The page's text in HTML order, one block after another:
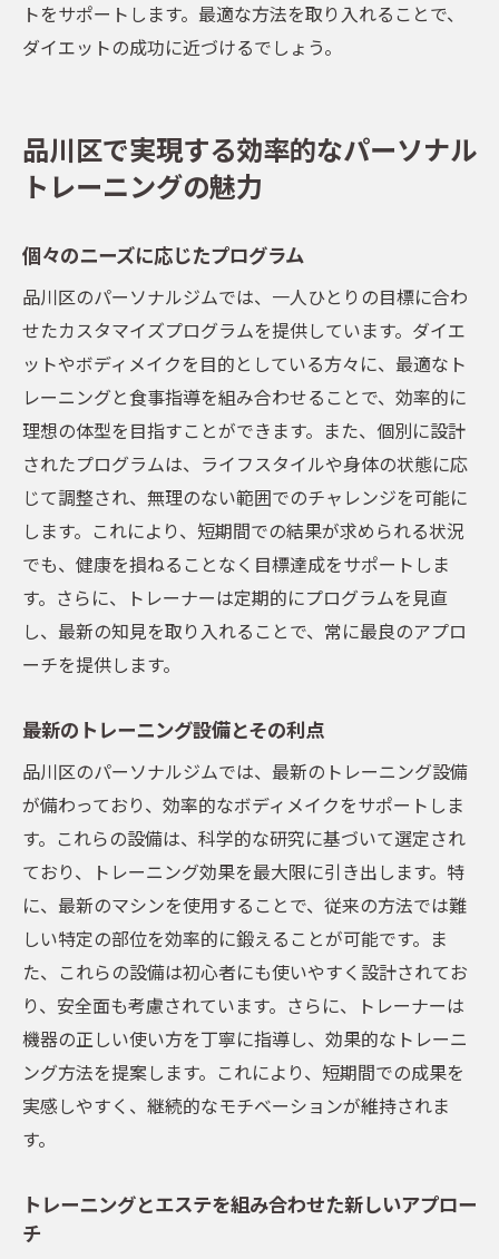
トをサポートします。最適な方法を取り入れることで、
ダイエットの成功に近づけるでしょう。
品川区で実現する効率的なパーソナル
トレーニングの魅力
個々のニーズに応じたプログラム
品川区のパーソナルジムでは、一人ひとりの目標に合わ
せたカスタマイズプログラムを提供しています。ダイエ
ットやボディメイクを目的としている方々に、最適なト
レーニングと食事指導を組み合わせることで、効率的に
理想の体型を目指すことができます。また、個別に設計
されたプログラムは、ライフスタイルや身体の状態に応
じて調整され、無理のない範囲でのチャレンジを可能に
します。これにより、短期間での結果が求められる状況
でも、健康を損ねることなく目標達成をサポートしま
す。さらに、トレーナーは定期的にプログラムを見直
し、最新の知見を取り入れることで、常に最良のアプロ
ーチを提供します。
最新のトレーニング設備とその利点
品川区のパーソナルジムでは、最新のトレーニング設備
が備わっており、効率的なボディメイクをサポートしま
す。これらの設備は、科学的な研究に基づいて選定され
ており、トレーニング効果を最大限に引き出します。特
に、最新のマシンを使用することで、従来の方法では難
しい特定の部位を効率的に鍛えることが可能です。ま
た、これらの設備は初心者にも使いやすく設計されてお
り、安全面も考慮されています。さらに、トレーナーは
機器の正しい使い方を丁寧に指導し、効果的なトレーニ
ング方法を提案します。これにより、短期間での成果を
実感しやすく、継続的なモチベーションが維持されま
す。
トレーニングとエステを組み合わせた新しいアプロー
チ